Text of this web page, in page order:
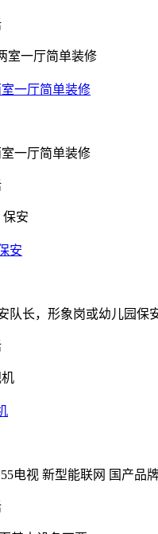
一厅简单装修
一厅简单装修
安
长，形象岗或幼儿园保
电视 新型能联网 国产品